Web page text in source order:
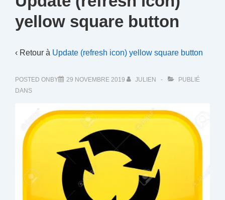
yellow square button
‹ Retour à Update (refresh icon) yellow square button
POSTED ONBY 29 NOVEMBRE 2019 JULIEN
PUBLIÉ
DANS